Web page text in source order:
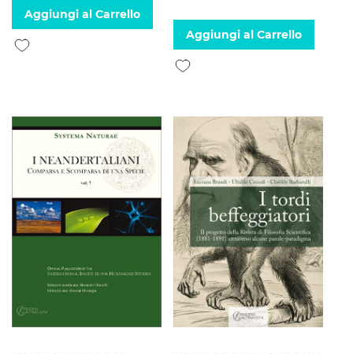
Aggiungi al Carrello
Aggiungi alla lista desideri Aggiungi al Carrello
Aggiungi alla lista desideri